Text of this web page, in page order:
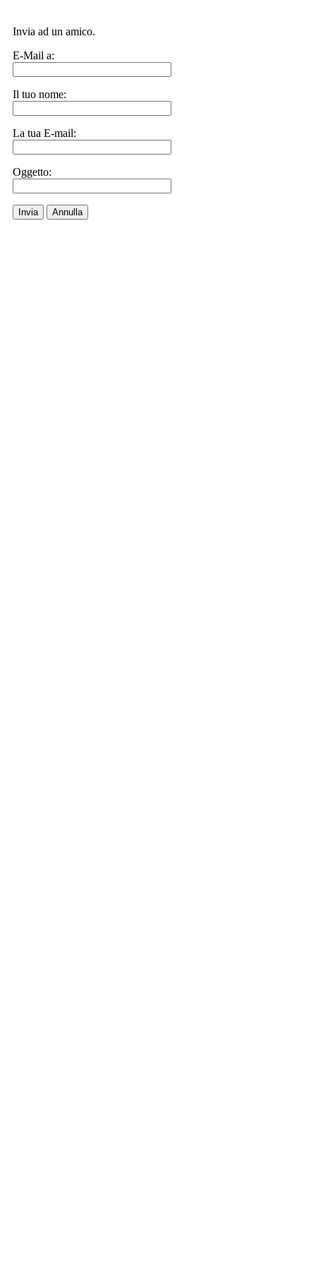
Invia ad un amico.
E-Mail a:
Il tuo nome:
La tua E-mail:
Oggetto:
Invia Annulla